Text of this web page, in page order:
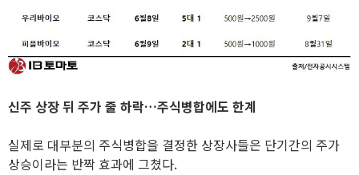
신주 상장 뒤 주가 줄 하락…주식병합에도 한계
실제로 대부분의 주식병합을 결정한 상장사들은 단기간의 주가
상승이라는 반짝 효과에 그쳤다.